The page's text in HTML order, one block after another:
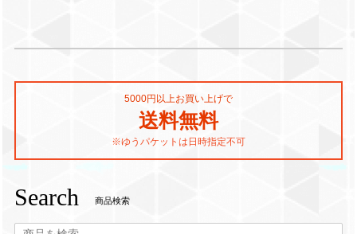
5000円以上お買い上げで
送料無料
※ゆうパケットは日時指定不可
Search 商品検索